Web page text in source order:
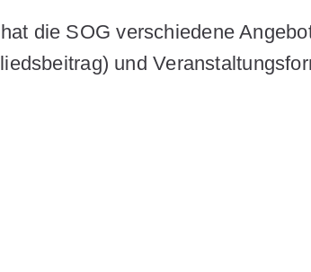
die SOG verschiedene
und